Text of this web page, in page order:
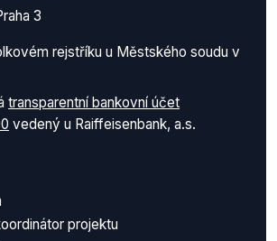
3
rejstříku u Městského soudu v
transparentní bankovní účet
vedený u Raiffeisenbank, a.s.
projektu